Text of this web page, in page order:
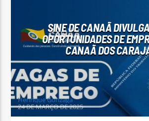
Arara Azul FM
SINE DE CANAÃ
OPORTUNIDADES DE
CANAÃ DOS
Henrique Gonzaga
24 DE MARÇO DE 2025